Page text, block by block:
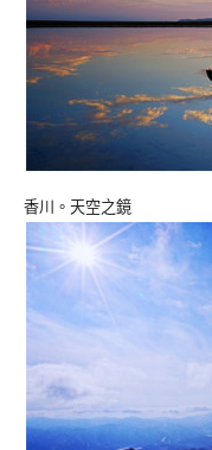
香川。天空之鏡